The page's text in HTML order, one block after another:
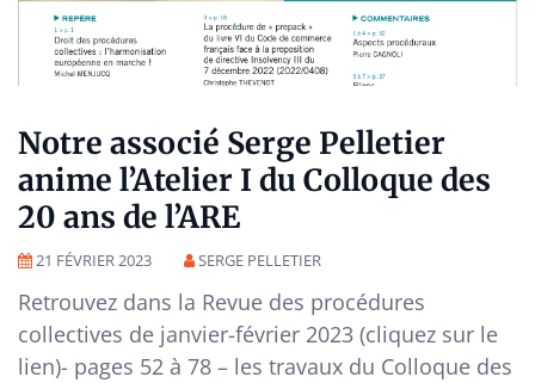
Notre associé Serge Pelletier
anime l’Atelier I du Colloque des
20 ans de l’ARE
21 FÉVRIER 2023 SERGE PELLETIER
Retrouvez dans la Revue des procédures
collectives de janvier-février 2023 (cliquez sur le
lien)- pages 52 à 78 – les travaux du Colloque des